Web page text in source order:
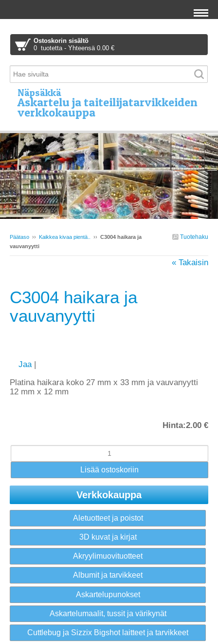
Ostoskorin sisältö
0 tuotetta - Yhteensä 0.00 €
Näpsäkkä
Askartelu ja taiteilijatarvikkeiden
verkkokauppa
Tuotehaku
Päätaso ›› Kaikkea kivaa pientä.. ›› C3004 haikara ja
vauvanyytti
« Takaisin
C3004 haikara ja
vauvanyytti
Jaa |
Platina haikara koko 27 mm x 33 mm ja vauvanyytti
12 mm x 12 mm
Hinta:2.00 €
Verkkokauppa
Aletuotteet ja poistot
3D kuvat ja kirjat
Akryylimuovituotteet
Albumit ja tarvikkeet
Askartelupunokset
Askartelumaalit, tussit ja värikynät
Cuttlebug ja Sizzix Bigshot laitteet ja tarvikkeet